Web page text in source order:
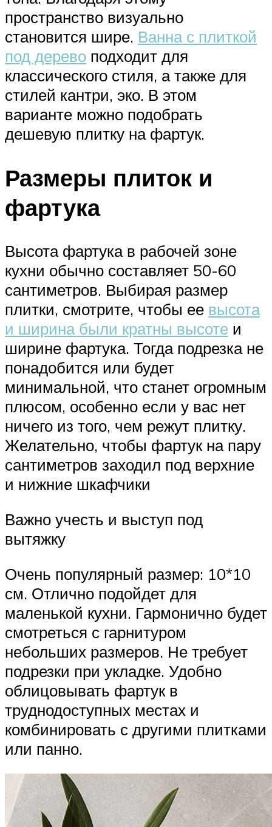
пространство визуально
становится шире. Ванна с плиткой
под дерево подходит для
классического стиля, а также для
стилей кантри, эко. В этом
варианте можно подобрать
дешевую плитку на фартук.
Размеры плиток и
фартука
Высота фартука в рабочей зоне
кухни обычно составляет 50-60
сантиметров. Выбирая размер
плитки, смотрите, чтобы ее высота
и ширина были кратны высоте и
ширине фартука. Тогда подрезка не
понадобится или будет
минимальной, что станет огромным
плюсом, особенно если у вас нет
ничего из того, чем режут плитку.
Желательно, чтобы фартук на пару
сантиметров заходил под верхние
и нижние шкафчики
Важно учесть и выступ под
вытяжку
Очень популярный размер: 10*10
см. Отлично подойдет для
маленькой кухни. Гармонично будет
смотреться с гарнитуром
небольших размеров. Не требует
подрезки при укладке. Удобно
облицовывать фартук в
труднодоступных местах и
комбинировать с другими плитками
или панно.